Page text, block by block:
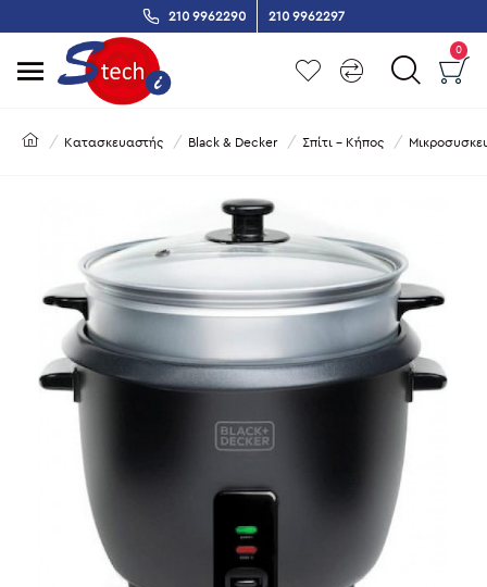
210 9962290 210 9962297
0
Κατασκευαστής Black & Decker Σπίτι - Κήπος